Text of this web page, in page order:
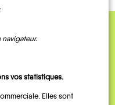
vos statistiques.
Elles sont